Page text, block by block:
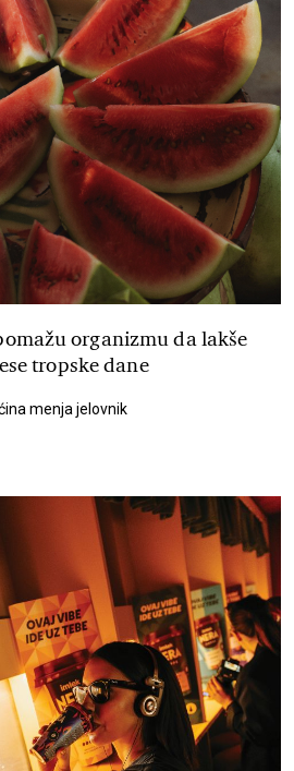
organizmu da lakše
tropske dane
menja jelovnik